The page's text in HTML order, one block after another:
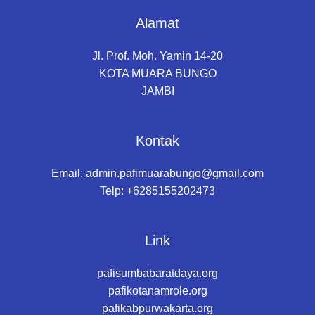
Alamat
Jl. Prof. Moh. Yamin 14-20
KOTA MUARA BUNGO
JAMBI
Kontak
Email: admin.pafimuarabungo@gmail.com
Telp: +6285155202473
Link
pafisumbabaratdaya.org
pafikotanamrole.org
pafikabpurwakarta.org